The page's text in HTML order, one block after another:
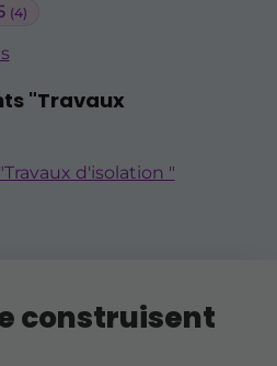
(4)
"Travaux
d'isolation "
construisent